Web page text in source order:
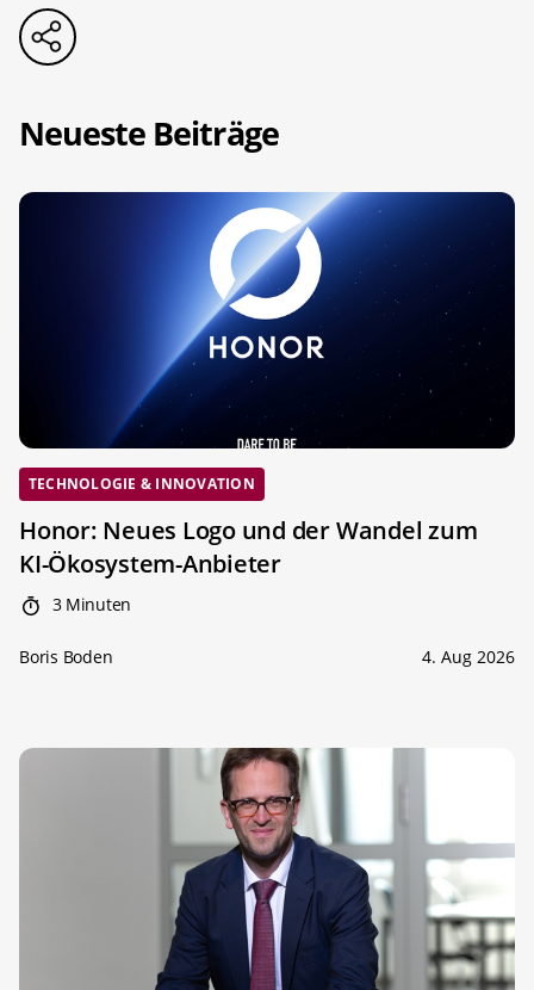
Neueste Beiträge
TECHNOLOGIE & INNOVATION
Honor: Neues Logo und der Wandel zum
KI-Ökosystem-Anbieter
3 Minuten
Boris Boden 4. Aug 2026